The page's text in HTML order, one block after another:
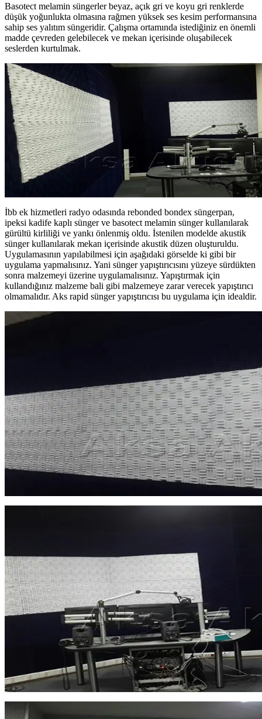
Basotect melamin süngerler beyaz, açık gri ve koyu gri renklerde
düşük yoğunlukta olmasına rağmen yüksek ses kesim performansına
sahip ses yalıtım süngeridir. Çalışma ortamında istediğiniz en önemli
madde çevreden gelebilecek ve mekan içerisinde oluşabilecek
seslerden kurtulmak.
İbb ek hizmetleri radyo odasında rebonded bondex süngerpan,
ipeksi kadife kaplı sünger ve basotect melamin sünger kullanılarak
gürültü kirliliği ve yankı önlenmiş oldu. İstenilen modelde akustik
sünger kullanılarak mekan içerisinde akustik düzen oluşturuldu.
Uygulamasının yapılabilmesi için aşağıdaki görselde ki gibi bir
uygulama yapmalısınız. Yani sünger yapıştırıcısını yüzeye sürdükten
sonra malzemeyi üzerine uygulamalısınız. Yapıştırmak için
kullandığınız malzeme bali gibi malzemeye zarar verecek yapıştırıcı
olmamalıdır. Aks rapid sünger yapıştırıcısı bu uygulama için idealdir.